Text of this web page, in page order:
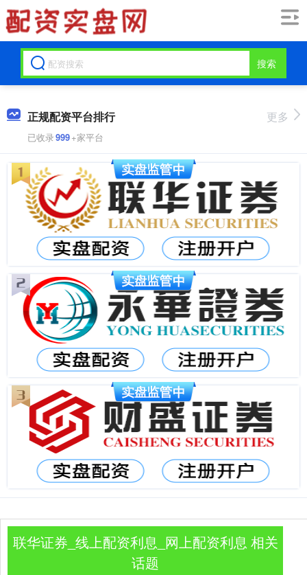
搜索
正规配资平台排行
已收录999+家平台
更多
联华证券_线上配资利息_网上配资利息 相关
话题